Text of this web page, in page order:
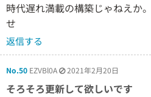
時代遅れ満載の構築じゃねえか
せ
返信する
No.50 EZVBl0A 2021年2月20日
そろそろ更新して欲しいです